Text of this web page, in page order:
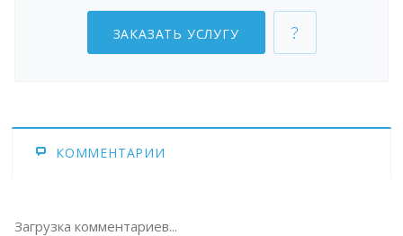
ЗАКАЗАТЬ УСЛУГУ
КОММЕНТАРИИ
Загрузка комментариев...